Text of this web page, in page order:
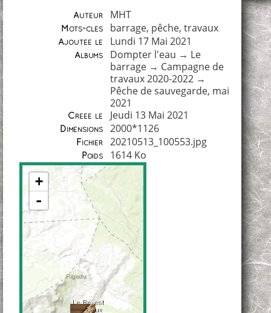
Auteur MHT
Mots-clés barrage, pêche, travaux
Ajoutée le Lundi 17 Mai 2021
Albums Dompter l'eau → Le
barrage→ Campagne de
travaux 2020-2022→
Pêche de sauvegarde, mai
2021
Créée le Jeudi 13 Mai 2021
Dimensions 2000*1126
Fichier 20210513_100553.jpg
Poids 1614 Ko
+
-